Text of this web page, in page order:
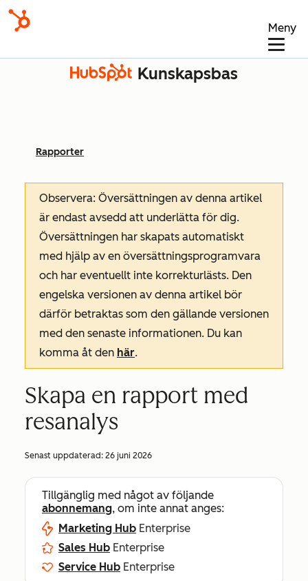
Meny
Kunskapsbas
Rapporter
Observera: Översättningen av denna artikel
är endast avsedd att underlätta för dig.
Översättningen har skapats automatiskt
med hjälp av en översättningsprogramvara
och har eventuellt inte korrekturlästs. Den
engelska versionen av denna artikel bör
därför betraktas som den gällande versionen
med den senaste informationen. Du kan
komma åt den här.
Skapa en rapport med
resanalys
Senast uppdaterad: 26 juni 2026
Tillgänglig med något av följande
abonnemang, om inte annat anges:
Marketing Hub Enterprise
Sales Hub Enterprise
Service Hub Enterprise